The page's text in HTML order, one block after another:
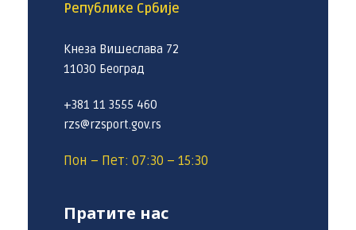
Републике Србије
Кнеза Вишеслава 72
11030 Београд
+381 11 3555 460
rzs@rzsport.gov.rs
Пон – Пет: 07:30 – 15:30
Пратите нас